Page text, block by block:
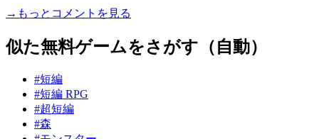
→もっとコメントを見る
似た無料ゲームをさがす（自動）
#短編
#短編 RPG
#超短編
#森